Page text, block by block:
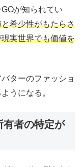
が知られてい
希少性がもたらさ
実世界でも価値を
ターのファッショ
うになる。
有者の特定が